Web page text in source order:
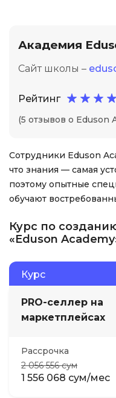
Академия
Сайт школы –
Рейтинг
(5 отзывов о Eduson
Сотрудники Eduson
что знания — самая
поэтому опытные
обучают
Курс по
«Eduson
Курс
PRO-селлер на
маркетплейсах
Рассрочка
2 056 556 сум
1 556 068 сум/мес